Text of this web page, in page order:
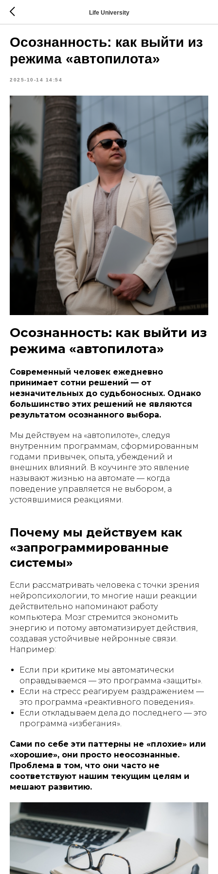
Life University
Осознанность: как выйти из
режима «автопилота»
2025-10-14 14:54
Осознанность: как выйти из
режима «автопилота»
Современный человек ежедневно
принимает сотни решений — от
незначительных до судьбоносных. Однако
большинство этих решений не являются
результатом осознанного выбора.
Мы действуем на «автопилоте», следуя
внутренним программам, сформированным
годами привычек, опыта, убеждений и
внешних влияний. В коучинге это явление
называют жизнью на автомате — когда
поведение управляется не выбором, а
устоявшимися реакциями.
Почему мы действуем как
«запрограммированные
системы»
Если рассматривать человека с точки зрения
нейропсихологии, то многие наши реакции
действительно напоминают работу
компьютера. Мозг стремится экономить
энергию и потому автоматизирует действия,
создавая устойчивые нейронные связи.
Например:
Если при критике мы автоматически
оправдываемся — это программа «защиты».
Если на стресс реагируем раздражением —
это программа «реактивного поведения».
Если откладываем дела до последнего — это
программа «избегания».
Сами по себе эти паттерны не «плохие» или
«хорошие», они просто неосознанные.
Проблема в том, что они часто не
соответствуют нашим текущим целям и
мешают развитию.